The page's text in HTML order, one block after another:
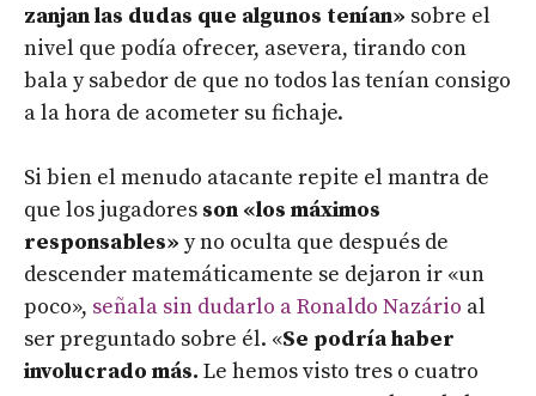
zanjan las dudas que algunos tenían» sobre el
nivel que podía ofrecer, asevera, tirando con
bala y sabedor de que no todos las tenían consigo
a la hora de acometer su fichaje.
Si bien el menudo atacante repite el mantra de
que los jugadores son «los máximos
responsables» y no oculta que después de
descender matemáticamente se dejaron ir «un
poco», señala sin dudarlo a Ronaldo Nazário al
ser preguntado sobre él. «Se podría haber
involucrado más. Le hemos visto tres o cuatro